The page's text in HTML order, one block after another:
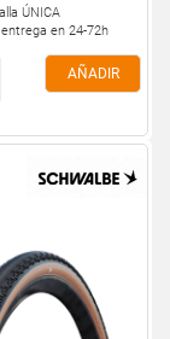
ÚNICA
en 24-72h
AÑADIR